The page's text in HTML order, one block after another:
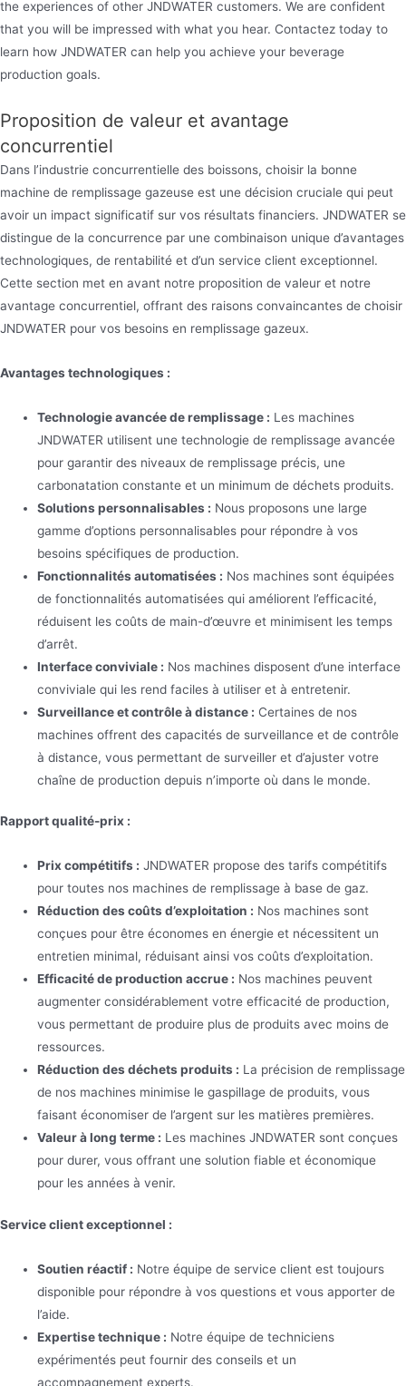
the experiences of other JNDWATER customers. We are confident
that you will be impressed with what you hear. Contactez today to
learn how JNDWATER can help you achieve your beverage
production goals.
Proposition de valeur et avantage
concurrentiel
Dans l’industrie concurrentielle des boissons, choisir la bonne
machine de remplissage gazeuse est une décision cruciale qui peut
avoir un impact significatif sur vos résultats financiers. JNDWATER se
distingue de la concurrence par une combinaison unique d’avantages
technologiques, de rentabilité et d’un service client exceptionnel.
Cette section met en avant notre proposition de valeur et notre
avantage concurrentiel, offrant des raisons convaincantes de choisir
JNDWATER pour vos besoins en remplissage gazeux.
Avantages technologiques :
Technologie avancée de remplissage : Les machines
JNDWATER utilisent une technologie de remplissage avancée
pour garantir des niveaux de remplissage précis, une
carbonatation constante et un minimum de déchets produits.
Solutions personnalisables : Nous proposons une large
gamme d’options personnalisables pour répondre à vos
besoins spécifiques de production.
Fonctionnalités automatisées : Nos machines sont équipées
de fonctionnalités automatisées qui améliorent l’efficacité,
réduisent les coûts de main-d’œuvre et minimisent les temps
d’arrêt.
Interface conviviale : Nos machines disposent d’une interface
conviviale qui les rend faciles à utiliser et à entretenir.
Surveillance et contrôle à distance : Certaines de nos
machines offrent des capacités de surveillance et de contrôle
à distance, vous permettant de surveiller et d’ajuster votre
chaîne de production depuis n’importe où dans le monde.
Rapport qualité-prix :
Prix compétitifs : JNDWATER propose des tarifs compétitifs
pour toutes nos machines de remplissage à base de gaz.
Réduction des coûts d’exploitation : Nos machines sont
conçues pour être économes en énergie et nécessitent un
entretien minimal, réduisant ainsi vos coûts d’exploitation.
Efficacité de production accrue : Nos machines peuvent
augmenter considérablement votre efficacité de production,
vous permettant de produire plus de produits avec moins de
ressources.
Réduction des déchets produits : La précision de remplissage
de nos machines minimise le gaspillage de produits, vous
faisant économiser de l’argent sur les matières premières.
Valeur à long terme : Les machines JNDWATER sont conçues
pour durer, vous offrant une solution fiable et économique
pour les années à venir.
Service client exceptionnel :
Soutien réactif : Notre équipe de service client est toujours
disponible pour répondre à vos questions et vous apporter de
l’aide.
Expertise technique : Notre équipe de techniciens
expérimentés peut fournir des conseils et un
accompagnement experts.